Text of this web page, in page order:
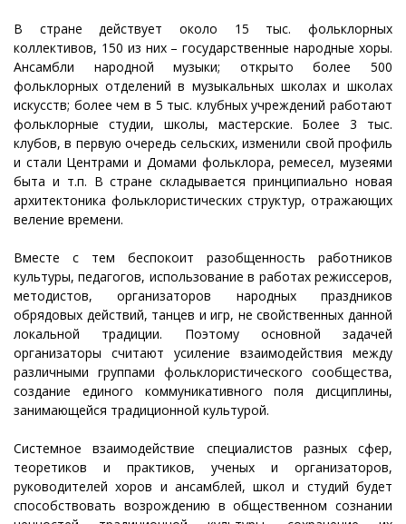
В стране действует около 15 тыс. фольклорных
коллективов, 150 из них – государственные народные хоры.
Ансамбли народной музыки; открыто более 500
фольклорных отделений в музыкальных школах и школах
искусств; более чем в 5 тыс. клубных учреждений работают
фольклорные студии, школы, мастерские. Более 3 тыс.
клубов, в первую очередь сельских, изменили свой профиль
и стали Центрами и Домами фольклора, ремесел, музеями
быта и т.п. В стране складывается принципиально новая
архитектоника фольклористических структур, отражающих
веление времени.
Вместе с тем беспокоит разобщенность работников
культуры, педагогов, использование в работах режиссеров,
методистов, организаторов народных праздников
обрядовых действий, танцев и игр, не свойственных данной
локальной традиции. Поэтому основной задачей
организаторы считают усиление взаимодействия между
различными группами фольклористического сообщества,
создание единого коммуникативного поля дисциплины,
занимающейся традиционной культурой.
Системное взаимодействие специалистов разных сфер,
теоретиков и практиков, ученых и организаторов,
руководителей хоров и ансамблей, школ и студий будет
способствовать возрождению в общественном сознании